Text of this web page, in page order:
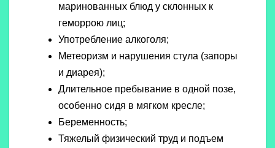
маринованных блюд у склонных к
геморрою лиц;
Употребление алкоголя;
Метеоризм и нарушения стула (запоры
и диарея);
Длительное пребывание в одной позе,
особенно сидя в мягком кресле;
Беременность;
Тяжелый физический труд и подъем